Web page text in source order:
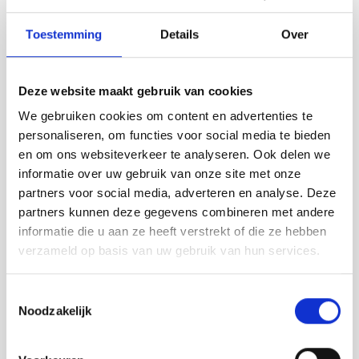
Toestemming Details Over
Deze website maakt gebruik van cookies
We gebruiken cookies om content en advertenties te
personaliseren, om functies voor social media te bieden
en om ons websiteverkeer te analyseren. Ook delen we
informatie over uw gebruik van onze site met onze
partners voor social media, adverteren en analyse. Deze
partners kunnen deze gegevens combineren met andere
informatie die u aan ze heeft verstrekt of die ze hebben
verzameld op basis van uw gebruik van hun services.
Noodzakelijk
Tilt Bar Stool | design barkruk 80cm voor
kookeiland/keuken in massief eiken
door Floris Hovers